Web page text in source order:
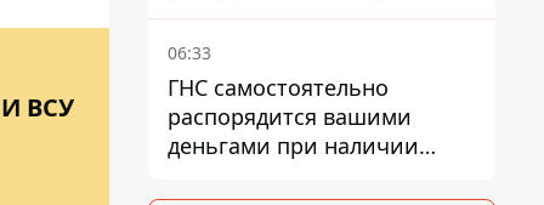
ВСУ
06:33
ГНС самостоятельно
распорядится вашими
деньгами при наличии